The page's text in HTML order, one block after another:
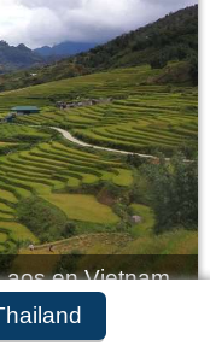
en Vietnam